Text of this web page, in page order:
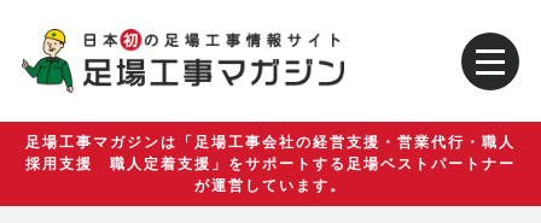
足場工事マガジンは「足場工事会社の経営支援・営業代行・職人
採用支援 職人定着支援」をサポートする足場ベストパートナー
が運営しています。